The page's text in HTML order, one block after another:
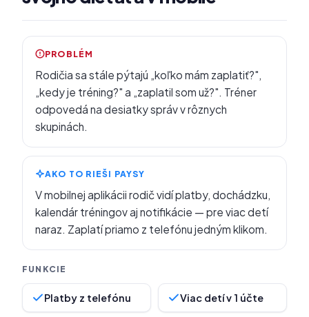
PROBLÉM
Rodičia sa stále pýtajú „koľko mám zaplatiť?",
„kedy je tréning?" a „zaplatil som už?". Tréner
odpovedá na desiatky správ v rôznych
skupinách.
AKO TO RIEŠI PAYSY
V mobilnej aplikácii rodič vidí platby, dochádzku,
kalendár tréningov aj notifikácie — pre viac detí
naraz. Zaplatí priamo z telefónu jedným klikom.
Platby z telefónu Viac detí v 1 účte